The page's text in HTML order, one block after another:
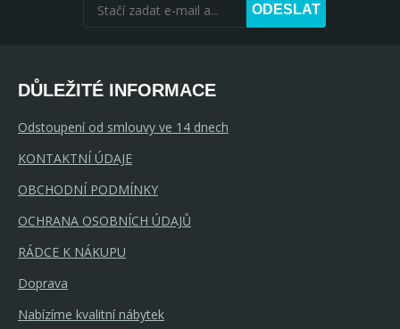
ODESLAT
DŮLEŽITÉ INFORMACE
Odstoupení od smlouvy ve 14 dnech
KONTAKTNÍ ÚDAJE
OBCHODNÍ PODMÍNKY
OCHRANA OSOBNÍCH ÚDAJŮ
RÁDCE K NÁKUPU
Doprava
Nabízíme kvalitní nábytek